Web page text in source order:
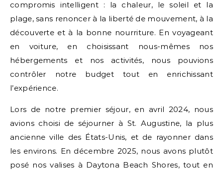
compromis intelligent : la chaleur, le soleil et la
plage, sans renoncer à la liberté de mouvement, à la
découverte et à la bonne nourriture. En voyageant
en voiture, en choisissant nous-mêmes nos
hébergements et nos activités, nous pouvions
contrôler notre budget tout en enrichissant
l’expérience.
Lors de notre premier séjour, en avril 2024, nous
avions choisi de séjourner à St. Augustine, la plus
ancienne ville des États-Unis, et de rayonner dans
les environs. En décembre 2025, nous avons plutôt
posé nos valises à Daytona Beach Shores, tout en